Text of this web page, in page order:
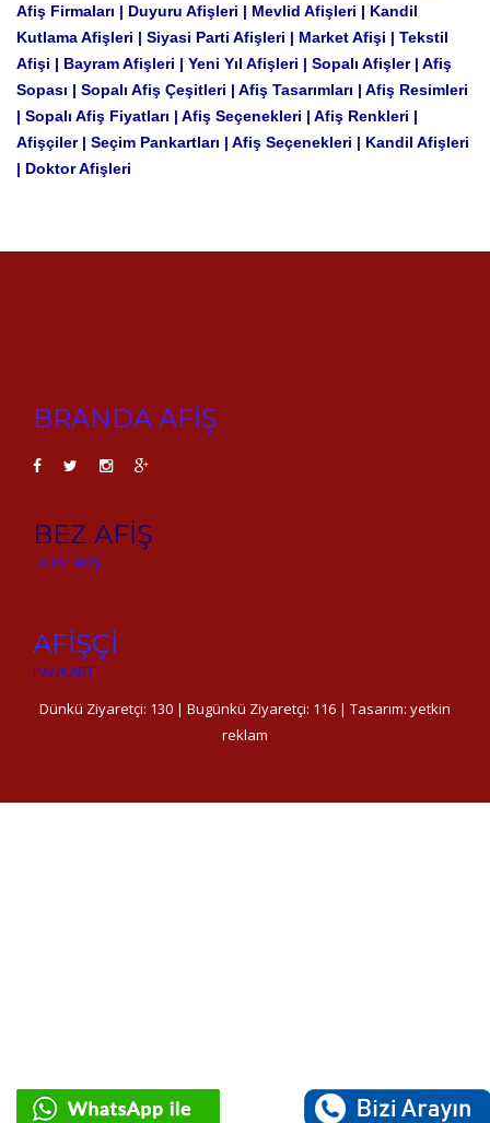
Afiş Firmaları | Duyuru Afişleri | Mevlid Afişleri | Kandil
Kutlama Afişleri | Siyasi Parti Afişleri | Market Afişi | Tekstil
Afişi | Bayram Afişleri | Yeni Yıl Afişleri | Sopalı Afişler | Afiş
Sopası | Sopalı Afiş Çeşitleri | Afiş Tasarımları | Afiş Resimleri
| Sopalı Afiş Fiyatları | Afiş Seçenekleri | Afiş Renkleri |
Afişçiler | Seçim Pankartları | Afiş Seçenekleri | Kandil Afişleri
| Doktor Afişleri
BRANDA AFİŞ
BEZ AFİŞ
UCUZ AFİŞ
AFİŞÇİ
PANKART
Dünkü Ziyaretçi: 130 | Bugünkü Ziyaretçi: 116 | Tasarım: yetkin
reklam